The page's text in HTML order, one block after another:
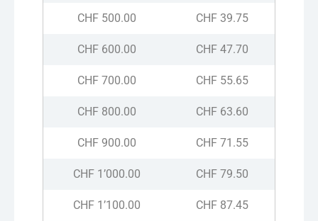
CHF 500.00 CHF 39.75
CHF 600.00 CHF 47.70
CHF 700.00 CHF 55.65
CHF 800.00 CHF 63.60
CHF 900.00 CHF 71.55
CHF 1’000.00 CHF 79.50
CHF 1’100.00 CHF 87.45